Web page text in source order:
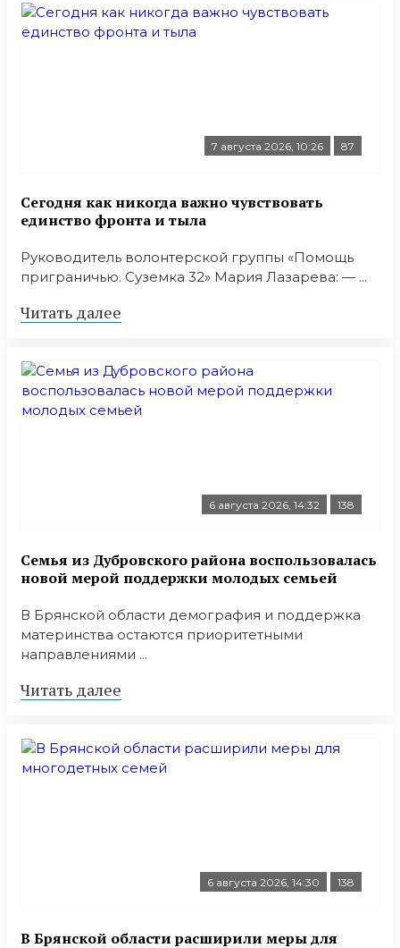
7 августа 2026, 10:26 87
Сегодня как никогда важно чувствовать
единство фронта и тыла
Руководитель волонтерской группы «Помощь
приграничью. Суземка 32» Мария Лазарева: — ...
Читать далее
6 августа 2026, 14:32 138
Семья из Дубровского района воспользовалась
новой мерой поддержки молодых семьей
В Брянской области демография и поддержка
материнства остаются приоритетными
направлениями ...
Читать далее
6 августа 2026, 14:30 138
В Брянской области расширили меры для